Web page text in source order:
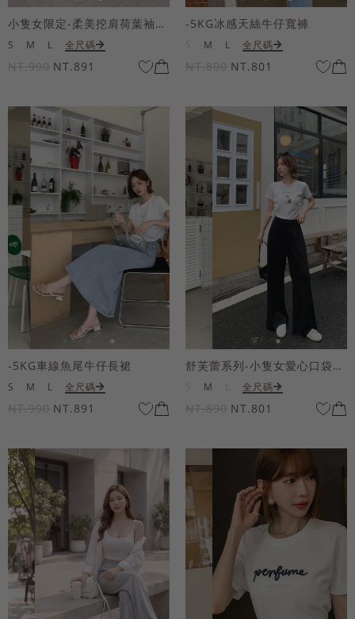
小隻女限定-柔美挖肩荷葉袖魚尾長洋裝
S M L 全尺碼
NT.990 NT.891
-5KG冰感天絲牛仔寬褲
M L 全尺碼
NT.890 NT.801
-5KG車線魚尾牛仔長裙
S M L 全尺碼
NT.990 NT.891
舒芙蕾系列-小隻女愛心口袋寬褲
M 全尺碼
NT.890 NT.801